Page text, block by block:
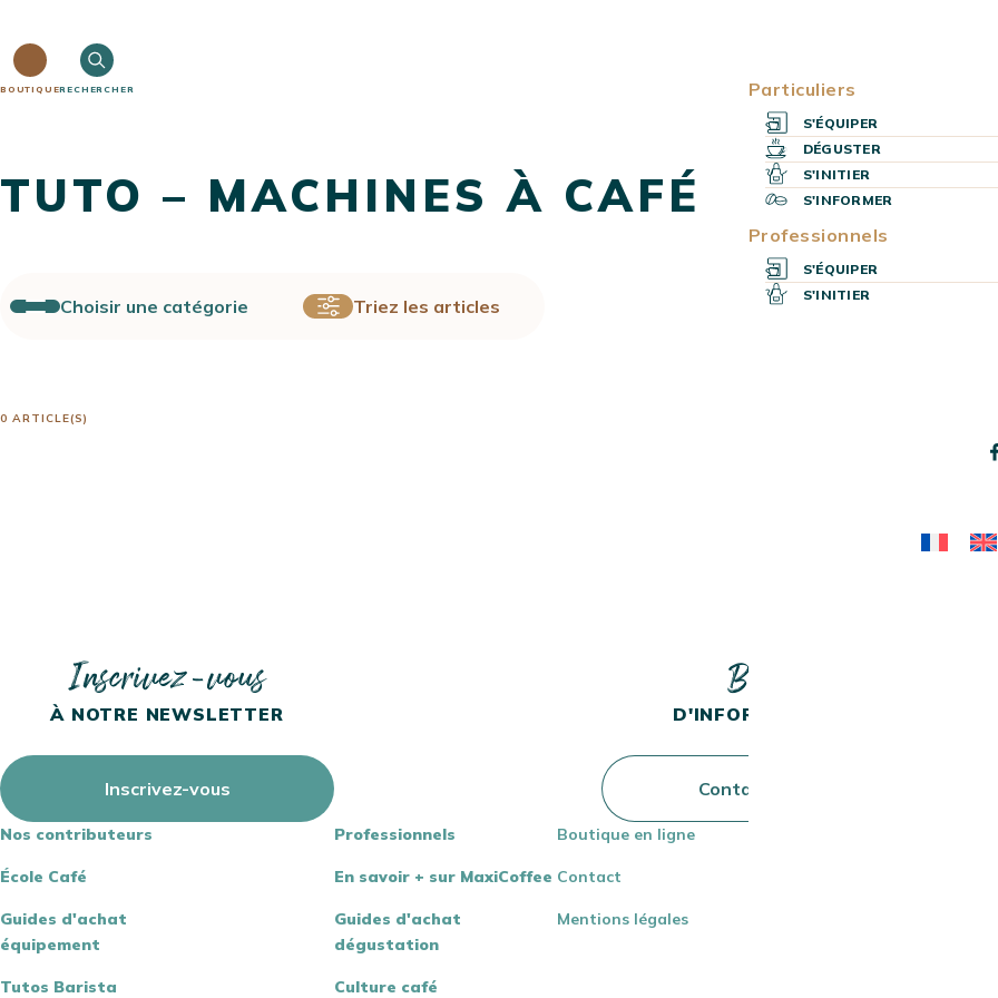
BOUTIQUERECHERCHER Particuliers
S'ÉQUIPER
DÉGUSTER
S'INITIER
S'INFORMER
Professionnels
S'ÉQUIPER
S'INITIER
MACHINES À CAFÉ
MACHINES À CAFÉ
CAFÉS EN
DOSETTES
TUTO – MACHINES À CAFÉ
Choisir une catégorie Triez les articles
0 ARTICLE(S)
Inscrivez-vous
À NOTRE NEWSLETTER
Inscrivez-vous
Besoin
D'INFORMATIONS ?
Contactez-nous
Nos contributeurs Professionnels
École Café En savoir + sur MaxiCoffee
Guides d'achat
équipement
Guides d'achat
dégustation
Tutos Barista Culture café
Boutique en ligne
Contact
Mentions légales